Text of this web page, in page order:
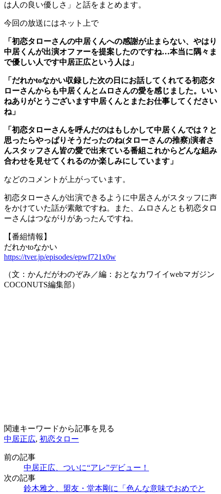
は人の良い優しさ」と話をまとめます。
今回の放送にはネット上で
「初恋タローさんの中居くんへの感謝が止まらない、やはり
中居くんが出演オファーを提案したのですね…本当に隅々ま
で優しい人です中居正広という人は」
「だれかtoなかい収録した次の日にお話してくれてる初恋タ
ローさんからも中居くんとムロさんの愛を感じました。いい
ねありがとうございます中居くんとまたお仕事してください
ね」
「初恋タローさんを呼んだのはもしかして中居くんでは？と
思ったらやっぱりそうだったのね(タローさんの推察)演者さ
んスタッフさん皆の愛で出来ている番組これからどんな組み
合わせを見せてくれるのか楽しみにしています」
などのコメントが上がっています。
初恋タローさんが出演できるように中居さんがスタッフに声
をかけていた話が素敵ですね。また、ムロさんとも初恋タロ
ーさんはつながりがあったんですね。
【番組情報】
だれかtoなかい
https://tver.jp/episodes/epwf721x0w
（文：かんだがわのぞみ／編：おとなカワイイwebマガジン
COCONUTS編集部）
関連キーワードから記事を見る
中居正広, 初恋タロー
前の記事
中居正広、ついに“アレ”デビュー！
次の記事
鈴木雅之、盟友・堂本剛に「色んな意味でおめでと